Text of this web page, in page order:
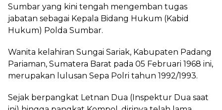
Sumbar yang kini tengah mengemban tugas
jabatan sebagai Kepala Bidang Hukum (Kabid
Hukum) Polda Sumbar.
Wanita kelahiran Sungai Sariak, Kabupaten Padang
Pariaman, Sumatera Barat pada 05 Februari 1968 ini,
merupakan lulusan Sepa Polri tahun 1992/1993.
Sejak berpangkat Letnan Dua (Inspektur Dua saat